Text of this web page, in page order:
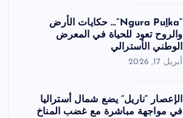
“Ngura Puḻka”… حكايات الأرض
والروح تعود للحياة في المعرض
الوطني الأسترالي
أبريل 17, 2026
الإعصار “ناريل” يضع شمال أستراليا
في مواجهة مباشرة مع غضب المناخ